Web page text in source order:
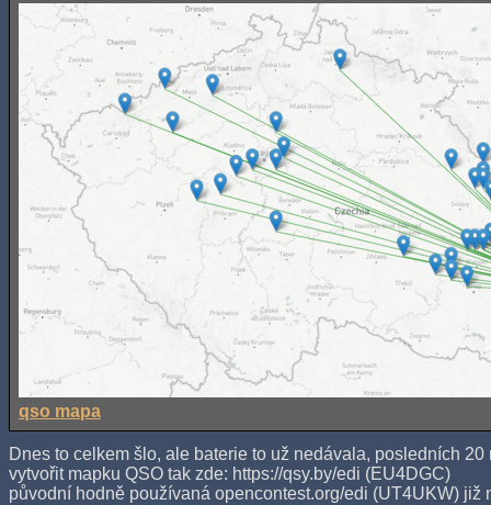
qso mapa
Dnes to celkem šlo, ale baterie to už nedávala, posledních 20
vytvořit mapku QSO tak zde: https://qsy.by/edi (EU4DGC)
původní hodně používaná opencontest.org/edi (UT4UKW) již